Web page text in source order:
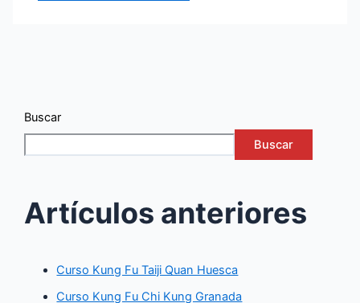
Buscar
Buscar
Artículos anteriores
Curso Kung Fu Taiji Quan Huesca
Curso Kung Fu Chi Kung Granada